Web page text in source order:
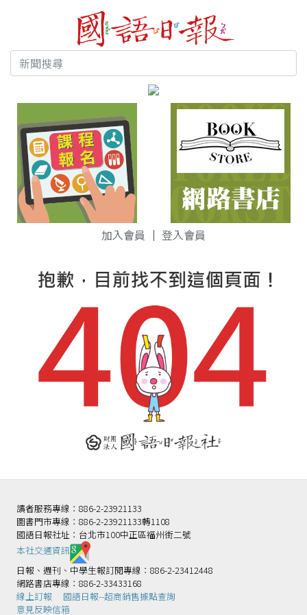
加入會員 ｜ 登入會員
讀者服務專線：886-2-23921133
圖書門市專線：886-2-23921133轉1108
國語日報社址：台北市100中正區福州街二號
本社交通資訊️
日報、週刊、中學生報訂閱專線：886-2-23412448
網路書店專線：886-2-33433168
線上訂報
國語日報--超商銷售據點查詢
意見反映信箱